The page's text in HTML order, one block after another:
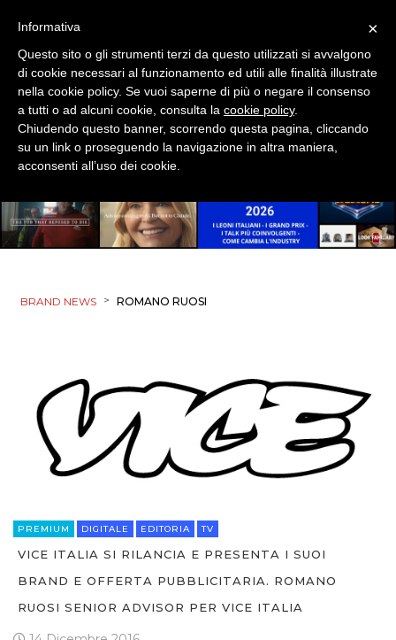
ESTERNA
RADIO / AUDIO
TV
RICERCHE
NORMATIVE
TREND
CASE HISTORY
OPINIONI
BRAND NEWS > ROMANO RUOSI
PREMIUM DIGITALE EDITORIA TV
VICE ITALIA SI RILANCIA E PRESENTA I SUOI
BRAND E OFFERTA PUBBLICITARIA. ROMANO
RUOSI SENIOR ADVISOR PER VICE ITALIA
×
Informativa
Questo sito o gli strumenti terzi da questo utilizzati si avvalgono
di cookie necessari al funzionamento ed utili alle finalità illustrate
nella cookie policy. Se vuoi saperne di più o negare il consenso
a tutti o ad alcuni cookie, consulta la cookie policy.
Chiudendo questo banner, scorrendo questa pagina, cliccando
su un link o proseguendo la navigazione in altra maniera,
acconsenti all’uso dei cookie.